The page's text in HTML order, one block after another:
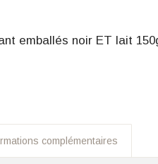
emballés noir ET lait
complémentaires